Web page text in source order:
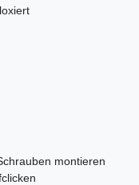
montieren